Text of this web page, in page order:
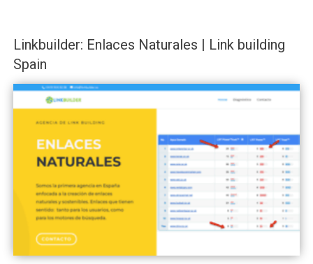
Linkbuilder: Enlaces Naturales | Link building
Spain